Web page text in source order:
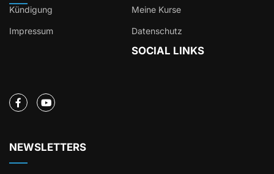
Kündigung Meine Kurse
Impressum Datenschutz
SOCIAL LINKS
NEWSLETTERS